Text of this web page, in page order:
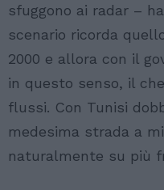
sfuggono ai radar –
scenario ricorda
2000 e allora con il
in questo senso, il
flussi. Con Tunisi
medesima strada a
naturalmente su più